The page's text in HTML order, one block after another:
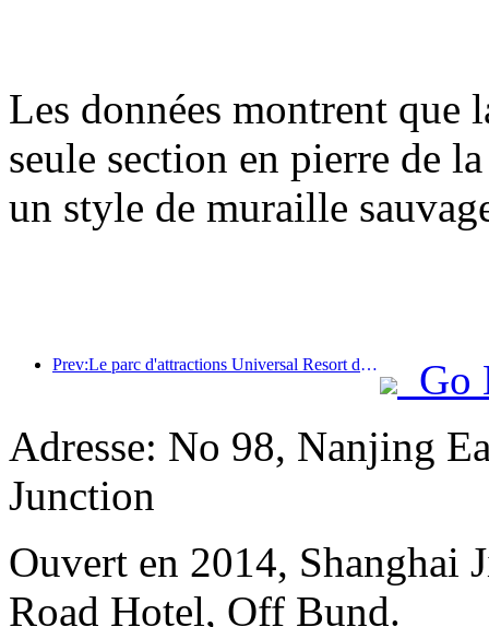
Les données montrent que
seule section en pierre de
un style de muraille
Prev:Le parc d'attractions Universal Resort de Pékin lancera son événement du Nouvel An chinois le 23 janvier, qui durera 40 jours.
Go
Adresse: No 98, Nanjing
Junction
Ouvert en 2014,
Road Hotel, Off Bund.